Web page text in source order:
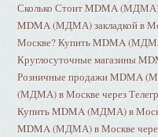
Сколько Стоит MDMA (МДМА)
MDMA (МДМА) закладкой в
Москве? Купить MDMA
Круглосуточные магазины
Розничные продажи MDMA
(МДМА) в Москве через
Купить MDMA (МДМА) в
MDMA (МДМА) в Москве